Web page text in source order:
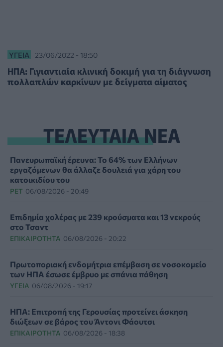
ΥΓΕΊΑ 23/06/2022 - 18:50
ΗΠΑ: Γιγιαντιαία κλινική δοκιμή για τη διάγνωση
πολλαπλών καρκίνων με δείγματα αίματος
ΤΕΛΕΥΤΑΙΑ ΝΕΑ
Πανευρωπαϊκή έρευνα: Το 64% των Ελλήνων
εργαζόμενων θα άλλαζε δουλειά για χάρη του
κατοικιδίου του
PET 06/08/2026 - 20:49
Επιδημία χολέρας με 239 κρούσματα και 13 νεκρούς
στο Τσαντ
ΕΠΙΚΑΙΡΌΤΗΤΑ 06/08/2026 - 20:22
Πρωτοποριακή ενδομήτρια επέμβαση σε νοσοκομείο
των ΗΠΑ έσωσε έμβρυο με σπάνια πάθηση
ΥΓΕΊΑ 06/08/2026 - 19:17
ΗΠΑ: Επιτροπή της Γερουσίας προτείνει άσκηση
διώξεων σε βάρος του Άντονι Φάουτσι
ΕΠΙΚΑΙΡΌΤΗΤΑ 06/08/2026 - 18:38